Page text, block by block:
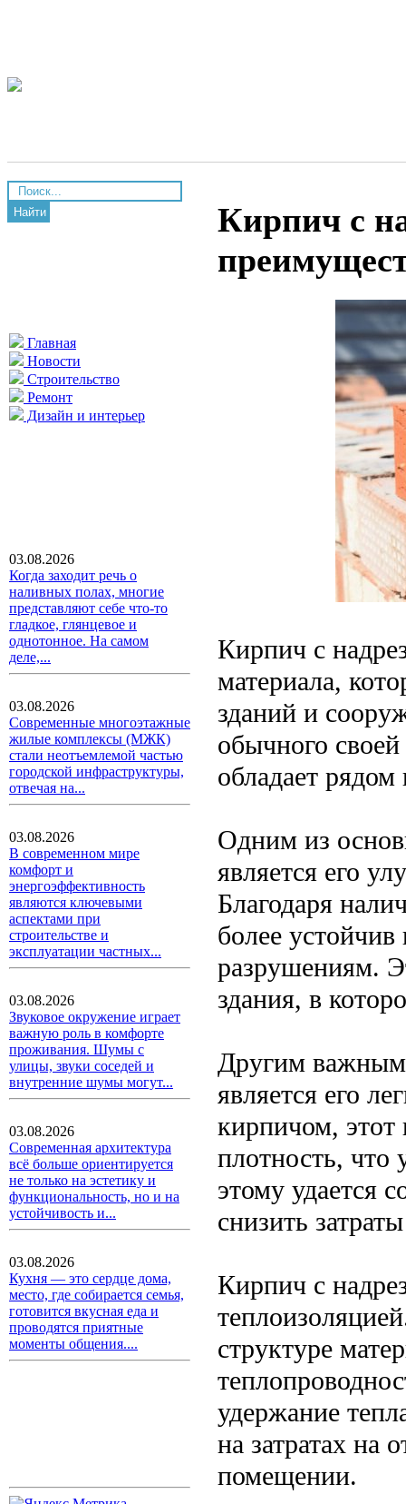
Найти
Главная
Новости
Строительство
Ремонт
Дизайн и интерьер
03.08.2026
Когда заходит речь о
наливных полах, многие
представляют себе что-то
гладкое, глянцевое и
однотонное. На самом
деле,...
03.08.2026
Современные многоэтажные
жилые комплексы (МЖК)
стали неотъемлемой частью
городской инфраструктуры,
отвечая на...
03.08.2026
В современном мире
комфорт и
энергоэффективность
являются ключевыми
аспектами при
строительстве и
эксплуатации частных...
03.08.2026
Звуковое окружение играет
важную роль в комфорте
проживания. Шумы с
улицы, звуки соседей и
внутренние шумы могут...
03.08.2026
Современная архитектура
всё больше ориентируется
не только на эстетику и
функциональность, но и на
устойчивость и...
03.08.2026
Кухня — это сердце дома,
место, где собирается семья,
готовится вкусная еда и
проводятся приятные
моменты общения....
Кирпич с
Кирпич с
материала,
зданий и
обычного
обладает
Одним из
является его
Благодаря
более
разрушениям.
здания, в
Другим важным
является его
кирпичом, этот
плотность, что
этому удается
снизить
Кирпич с
структуре
удержание
на затратах на
помещении.